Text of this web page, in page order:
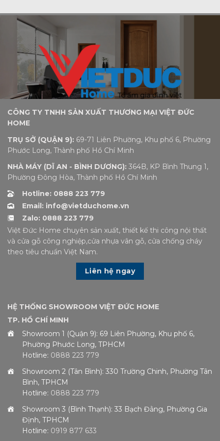
CÔNG TY TNHH SẢN XUẤT THƯƠNG MẠI VIỆT ĐỨC
HOME
TRỤ SỞ (QUẬN 9): 69-71 Liên Phường, Khu phố 6, Phường
Phước Long, Thành phố Hồ Chí Minh
NHÀ MÁY (DĨ AN - BÌNH DƯƠNG): 364B, KP Bình Thung 1,
Phường Đông Hòa, Thành phố Hồ Chí Minh
Hotline: 0888 223 779
Email: info@vietduchome.vn
Zalo: 0888 223 779
Việt Đức Home chuyên sản xuất, thiết kế thi công nội thất
và cửa gỗ công nghiệp,cửa nhựa vân gỗ, cửa chống cháy
theo tiêu chuẩn Việt Nam.
Liên hệ ngay
HỆ THỐNG SHOWROOM VIỆT ĐỨC HOME
TP. HỒ CHÍ MINH
Showroom 1 (Quận 9): 69 Liên Phường, Khu phố 6,
Phường Phước Long, TPHCM
Hotline: 0888 223 779
Showroom 2 (Tân Bình): 330 Trường Chinh, Phường Tân
Bình, TPHCM
Hotline: 0888 223 779
Showroom 3 (Bình Thạnh): 33 Bạch Đằng, Phường Gia
Định, TPHCM
Hotline: 0919 877 633